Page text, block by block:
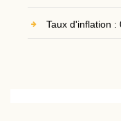
Taux d'inflation :